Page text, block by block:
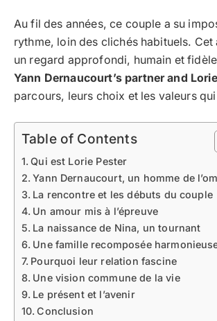
Au fil des années, ce couple a su
rythme, loin des clichés habituels.
un regard approfondi, humain et
Yann Dernaucourt’s partner and
parcours, leurs choix et les valeurs
Table of Contents
Qui est Lorie Pester
Yann Dernaucourt, un homme de
La rencontre et les débuts du couple
Un amour mis à l’épreuve
La naissance de Nina, un tournant
Une famille recomposée
Pourquoi leur relation fascine
Une vision commune de la vie
Le présent et l’avenir
Conclusion